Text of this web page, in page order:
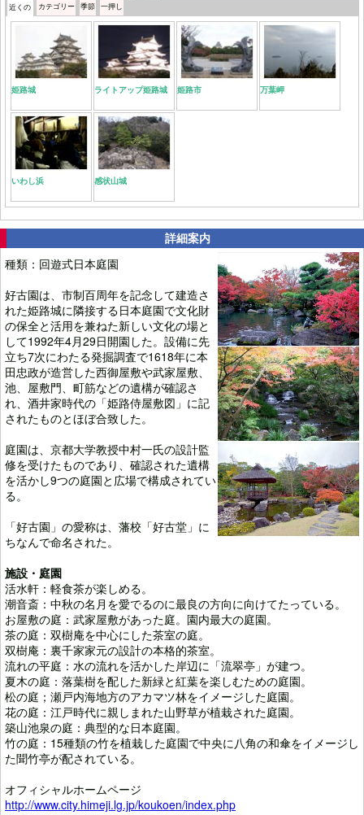
近くの カテゴリー 季節 一押し
姫路城 ライトアップ姫路城 姫路市 万葉岬
いわし浜 感状山城
詳細案内
種類：回遊式日本庭園
好古園は、市制百周年を記念して建造さ
れた姫路城に隣接する日本庭園で文化財
の保全と活用を兼ねた新しい文化の場と
して1992年4月29日開園した。設備に先
立ち7次にわたる発掘調査で1618年に本
田忠政が造営した西御屋敷や武家屋敷、
池、屋敷門、町筋などの遺構が確認さ
れ、酒井家時代の「姫路侍屋敷図」に記
されたものとほぼ合致した。
庭園は、京都大学教授中村一氏の設計監
修を受けたものであり、確認された遺構
を活かし9つの庭園と広場で構成されてい
る。
「好古園」の愛称は、藩校「好古堂」に
ちなんで命名された。
施設・庭園
活水軒：軽食茶が楽しめる。
潮音斎：中秋の名月を愛でるのに最良の方向に向けてたっている。
お屋敷の庭：武家屋敷があった庭。園内最大の庭園。
茶の庭：双樹庵を中心にした茶室の庭。
双樹庵：裏千家家元の設計の本格的茶室。
流れの平庭：水の流れを活かした岸辺に「流翠亭」が建つ。
夏木の庭：落葉樹を配した新緑と紅葉を楽しむための庭園。
松の庭；瀬戸内海地方のアカマツ林をイメージした庭園。
花の庭：江戸時代に親しまれた山野草が植栽された庭園。
築山池泉の庭：典型的な日本庭園。
竹の庭：15種類の竹を植栽した庭園で中央に八角の和傘をイメージし
た聞竹亭が配されている。
オフィシャルホームページ
http://www.city.himeji.lg.jp/koukoen/index.php